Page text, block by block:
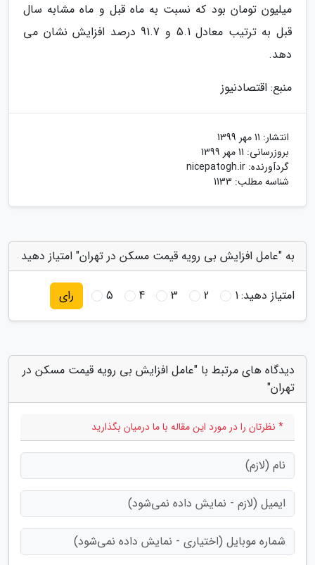
میلیون تومان بود که نسبت به ماه قبل و ماه مشابه سال
قبل به ترتیب معادل 5.1 و 91.7 درصد افزایش نشان می
دهد.
منبع: اقتصادنیوز
انتشار: 11 مهر 1399
بروزرسانی: 11 مهر 1399
گردآورنده: nicepatogh.ir
شناسه مطلب: 1133
به "عامل افزایش بی رویه قیمت مسکن در تهران" امتیاز دهید
امتیاز دهید:1
2
3
4
5 رای
دیدگاه های مرتبط با "عامل افزایش بی رویه قیمت مسکن در
تهران"
* نظرتان را در مورد این مقاله با ما درمیان بگذارید